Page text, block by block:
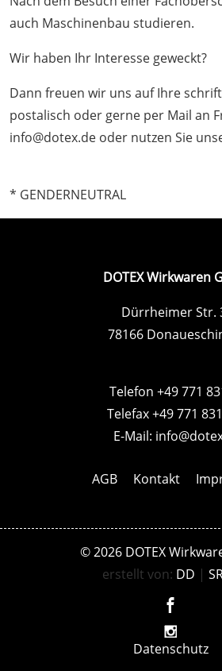
auch Maschinenbau studieren.
Wir haben Ihr Interesse geweckt?
Dann freuen wir uns auf Ihre
postalisch oder gerne per Mail an
info@dotex.de oder nutzen Sie
* GENDERNEUTRAL
DOTEX Wirkwaren
Dürrheimer Str.
78166
Telefon +49 771
Telefax +49 771
E-Mail:
AGB Kontakt
© 2026 DOTEX
erstellt von: DD |
Datenschutz